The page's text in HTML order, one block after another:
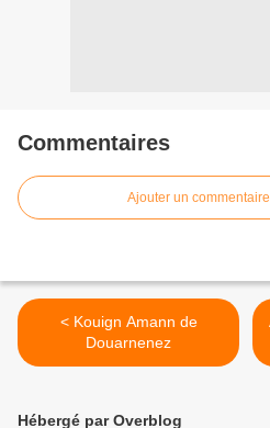
Commentaires
Ajouter un commentaire
< Kouign Amann de
Douarnenez
Hébergé par Overblog